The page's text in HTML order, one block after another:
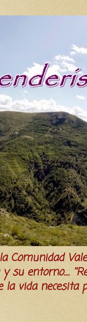
Comunidad
entorno....
vida necesita